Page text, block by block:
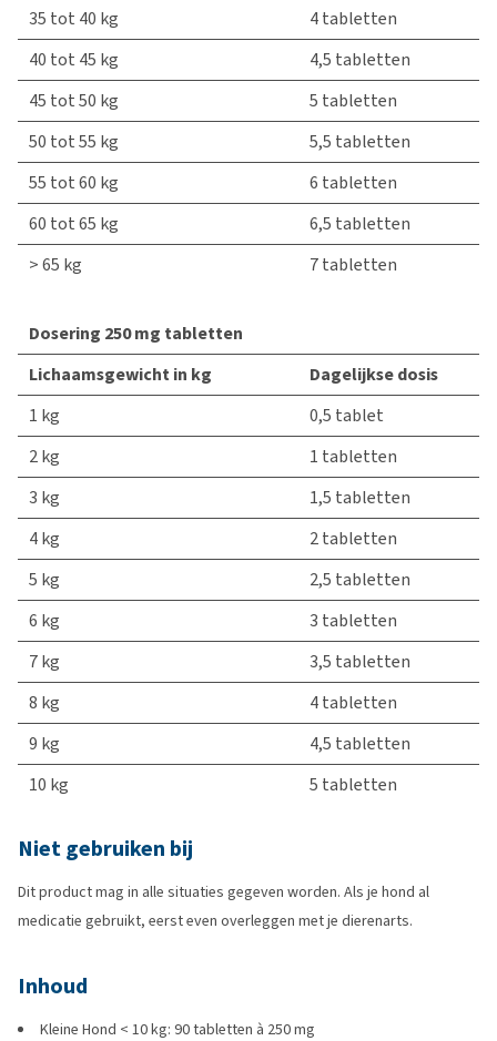
35 tot 40 kg
4 tabletten
40 tot 45 kg
4,5 tabletten
45 tot 50 kg
5 tabletten
50 tot 55 kg
5,5 tabletten
55 tot 60 kg
6 tabletten
60 tot 65 kg
6,5 tabletten
> 65 kg
7 tabletten
Dosering 250 mg tabletten
Lichaamsgewicht in kg
Dagelijkse dosis
1 kg
0,5 tablet
2 kg
1 tabletten
3 kg
1,5 tabletten
4 kg
2 tabletten
5 kg
2,5 tabletten
6 kg
3 tabletten
7 kg
3,5 tabletten
8 kg
4 tabletten
9 kg
4,5 tabletten
10 kg
5 tabletten
Niet gebruiken bij
Dit product mag in alle situaties gegeven worden. Als je hond al
medicatie gebruikt, eerst even overleggen met je dierenarts.
Inhoud
Kleine Hond < 10 kg: 90 tabletten à 250 mg